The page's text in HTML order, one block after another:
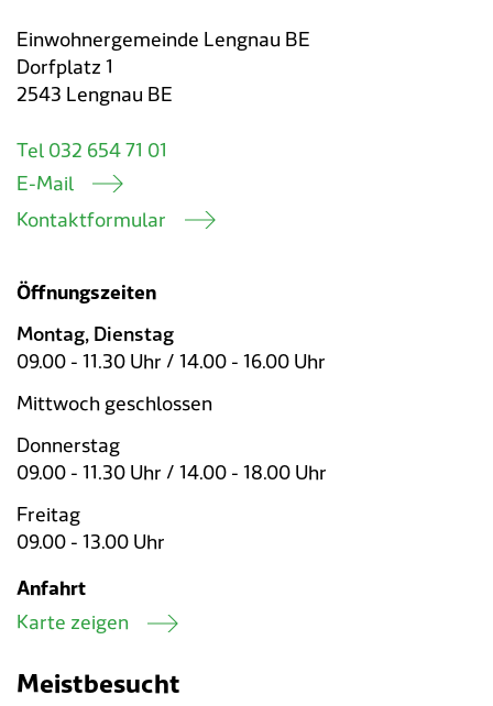
Einwohnergemeinde Lengnau BE
Dorfplatz 1
2543 Lengnau BE
Tel 032 654 71 01
E-Mail
Kontaktformular
Öffnungszeiten
Montag, Dienstag
09.00 - 11.30 Uhr / 14.00 - 16.00 Uhr
Mittwoch geschlossen
Donnerstag
09.00 - 11.30 Uhr / 14.00 - 18.00 Uhr
Freitag
09.00 - 13.00 Uhr
Anfahrt
Karte zeigen
Meistbesucht
Sicherheit
Wirtschaft
Schnupperlehre / Lehrstelle